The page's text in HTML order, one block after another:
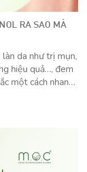
RA SAO MÀ
da như trị mụn,
hiệu quả…, đem
một cách nhanh